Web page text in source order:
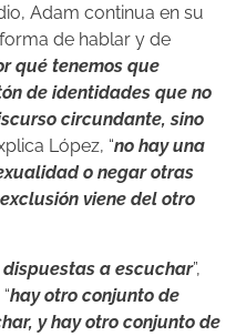
Adam continua en su
de hablar y de
qué tenemos que
de identidades que no
circundante, sino
López, “no hay una
o negar otras
viene del otro
a escuchar”,
hay otro conjunto de
y hay otro conjunto de